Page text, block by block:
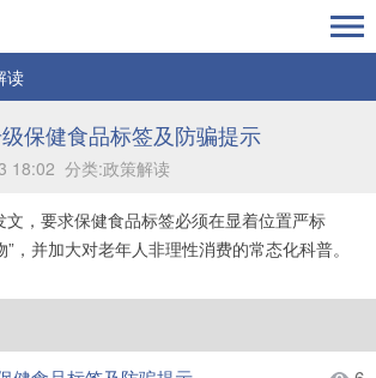
读
保健食品标签及防骗提示
18:02 分类:政策解读
，要求保健食品标签必须在显着位置严标
，并加大对老年人非理性消费的常态化科普。